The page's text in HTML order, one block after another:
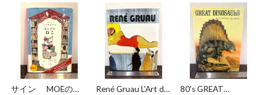
サイン MOEのえ
René Gruau L'Art de
80's GREAT